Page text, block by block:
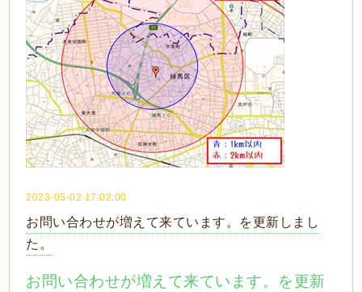
2023-05-02 17:02:00
お問い合わせが増えて来ています。を更新しまし
た。
お問い合わせが増えて来ています。を更新